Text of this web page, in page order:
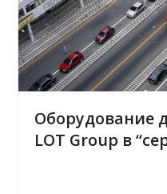
Оборудование
LOT Group в